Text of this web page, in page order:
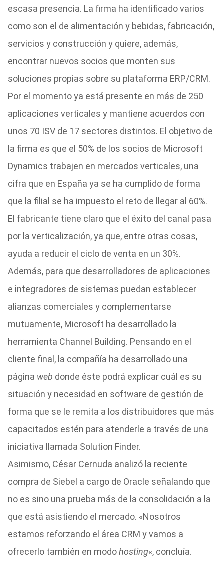
escasa presencia. La firma ha identificado varios
como son el de alimentación y bebidas, fabricación,
servicios y construcción y quiere, además,
encontrar nuevos socios que monten sus
soluciones propias sobre su plataforma ERP/CRM.
Por el momento ya está presente en más de 250
aplicaciones verticales y mantiene acuerdos con
unos 70 ISV de 17 sectores distintos. El objetivo de
la firma es que el 50% de los socios de Microsoft
Dynamics trabajen en mercados verticales, una
cifra que en España ya se ha cumplido de forma
que la filial se ha impuesto el reto de llegar al 60%.
El fabricante tiene claro que el éxito del canal pasa
por la verticalización, ya que, entre otras cosas,
ayuda a reducir el ciclo de venta en un 30%.
Además, para que desarrolladores de aplicaciones
e integradores de sistemas puedan establecer
alianzas comerciales y complementarse
mutuamente, Microsoft ha desarrollado la
herramienta Channel Building. Pensando en el
cliente final, la compañía ha desarrollado una
página web donde éste podrá explicar cuál es su
situación y necesidad en software de gestión de
forma que se le remita a los distribuidores que más
capacitados estén para atenderle a través de una
iniciativa llamada Solution Finder.
Asimismo, César Cernuda analizó la reciente
compra de Siebel a cargo de Oracle señalando que
no es sino una prueba más de la consolidación a la
que está asistiendo el mercado. «Nosotros
estamos reforzando el área CRM y vamos a
ofrecerlo también en modohosting«, concluía.